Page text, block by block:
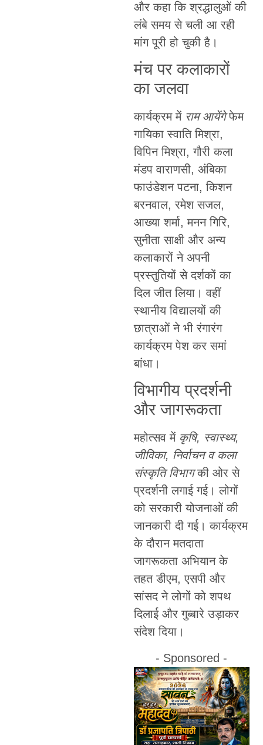
और कहा कि श्रद्धालुओं की
लंबे समय से चली आ रही
मांग पूरी हो चुकी है।
मंच पर कलाकारों
का जलवा
कार्यक्रम में राम आयेंगेफेम
गायिका स्वाति मिश्रा,
विपिन मिश्रा, गौरी कला
मंडप वाराणसी, अंबिका
फाउंडेशन पटना, किशन
बरनवाल, रमेश सजल,
आख्या शर्मा, मनन गिरि,
सुनीता साक्षी और अन्य
कलाकारों ने अपनी
प्रस्तुतियों से दर्शकों का
दिल जीत लिया। वहीं
स्थानीय विद्यालयों की
छात्राओं ने भी रंगारंग
कार्यक्रम पेश कर समां
बांधा।
विभागीय प्रदर्शनी
और जागरूकता
महोत्सव में कृषि, स्वास्थ्य,
जीविका, निर्वाचन व कला
संस्कृति विभागकी ओर से
प्रदर्शनी लगाई गई। लोगों
को सरकारी योजनाओं की
जानकारी दी गई। कार्यक्रम
के दौरान मतदाता
जागरूकता अभियान के
तहत डीएम, एसपी और
सांसद ने लोगों को शपथ
दिलाई और गुब्बारे उड़ाकर
संदेश दिया।
- Sponsored -